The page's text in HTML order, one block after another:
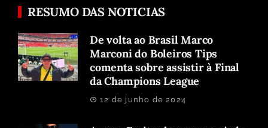
RESUMO DAS NOTICIAS
De volta ao Brasil Marco
Marconi do Boleiros Tips
comenta sobre assistir à Final
da Champions League
12 de junho de 2024